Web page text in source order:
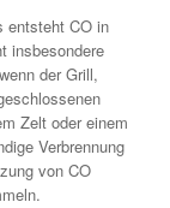
entsteht CO in
insbesondere
der Grill,
Zelt oder einem
Verbrennung
von CO